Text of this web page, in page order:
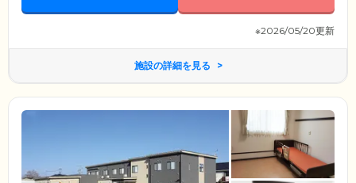
※2026/05/20更新
施設の詳細を見る